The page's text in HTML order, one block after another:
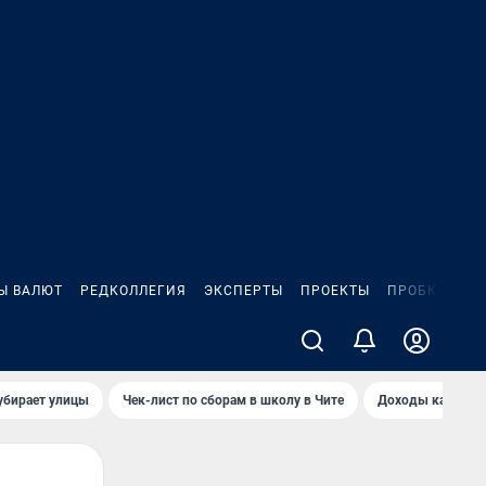
ВАЛЮТ РЕДКОЛЛЕГИЯ ЭКСПЕРТЫ ПРОЕКТЫ ПРОБКИ
улицы Чек-лист по сборам в школу в Чите Доходы